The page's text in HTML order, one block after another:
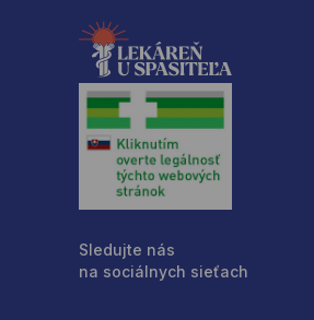
Sledujte nás
na sociálnych sieťach